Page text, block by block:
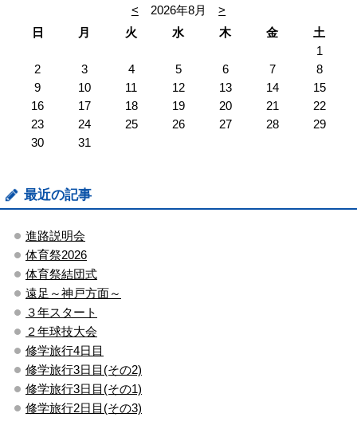
< 2026年8月
>
日
月 火 水 木 金
土
1
2
3 4 5 6 7
8
9
10 11 12 13 14
15
16
17 18 19 20 21
22
23
24 25 26 27 28
29
30
31
最近の記事
進路説明会
体育祭2026
体育祭結団式
遠足～神戸方面～
３年スタート
２年球技大会
修学旅行4日目
修学旅行3日目(その2)
修学旅行3日目(その1)
修学旅行2日目(その3)